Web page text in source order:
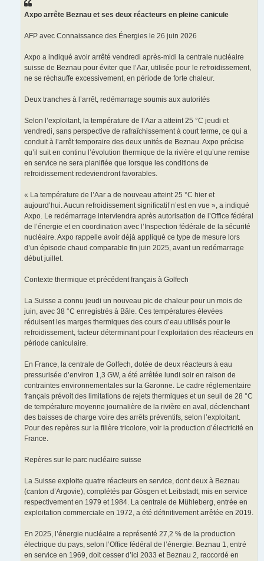
Axpo arrête Beznau et ses deux réacteurs en pleine canicule
AFP avec Connaissance des Énergies le 26 juin 2026
Axpo a indiqué avoir arrêté vendredi après-midi la centrale nucléaire
suisse de Beznau pour éviter que l’Aar, utilisée pour le refroidissement,
ne se réchauffe excessivement, en période de forte chaleur.
Deux tranches à l’arrêt, redémarrage soumis aux autorités
Selon l’exploitant, la température de l’Aar a atteint 25 °C jeudi et
vendredi, sans perspective de rafraîchissement à court terme, ce qui a
conduit à l’arrêt temporaire des deux unités de Beznau. Axpo précise
qu’il suit en continu l’évolution thermique de la rivière et qu’une remise
en service ne sera planifiée que lorsque les conditions de
refroidissement redeviendront favorables.
« La température de l’Aar a de nouveau atteint 25 °C hier et
aujourd’hui. Aucun refroidissement significatif n’est en vue », a indiqué
Axpo. Le redémarrage interviendra après autorisation de l’Office fédéral
de l’énergie et en coordination avec l’Inspection fédérale de la sécurité
nucléaire. Axpo rappelle avoir déjà appliqué ce type de mesure lors
d’un épisode chaud comparable fin juin 2025, avant un redémarrage
début juillet.
Contexte thermique et précédent français à Golfech
La Suisse a connu jeudi un nouveau pic de chaleur pour un mois de
juin, avec 38 °C enregistrés à Bâle. Ces températures élevées
réduisent les marges thermiques des cours d’eau utilisés pour le
refroidissement, facteur déterminant pour l’exploitation des réacteurs en
période caniculaire.
En France, la centrale de Golfech, dotée de deux réacteurs à eau
pressurisée d’environ 1,3 GW, a été arrêtée lundi soir en raison de
contraintes environnementales sur la Garonne. Le cadre réglementaire
français prévoit des limitations de rejets thermiques et un seuil de 28 °C
de température moyenne journalière de la rivière en aval, déclenchant
des baisses de charge voire des arrêts préventifs, selon l’exploitant.
Pour des repères sur la filière tricolore, voir la production d’électricité en
France.
Repères sur le parc nucléaire suisse
La Suisse exploite quatre réacteurs en service, dont deux à Beznau
(canton d’Argovie), complétés par Gösgen et Leibstadt, mis en service
respectivement en 1979 et 1984. La centrale de Mühleberg, entrée en
exploitation commerciale en 1972, a été définitivement arrêtée en 2019.
En 2025, l’énergie nucléaire a représenté 27,2 % de la production
électrique du pays, selon l’Office fédéral de l’énergie. Beznau 1, entré
en service en 1969, doit cesser d’ici 2033 et Beznau 2, raccordé en